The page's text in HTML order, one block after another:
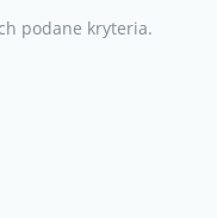
podane kryteria.